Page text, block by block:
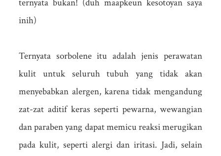
ternyata bukan! (duh maapkeun kesotoyan saya
inih)
Ternyata sorbolene itu adalah jenis perawatan
kulit untuk seluruh tubuh yang tidak akan
menyebabkan alergen, karena tidak mengandung
zat-zat aditif keras seperti pewarna, wewangian
dan paraben yang dapat memicu reaksi merugikan
pada kulit, seperti alergi dan iritasi. Jadi, selain